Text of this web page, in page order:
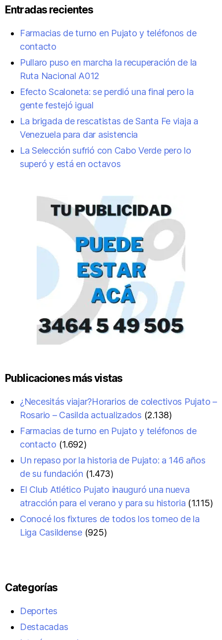
Entradas recientes
Farmacias de turno en Pujato y teléfonos de
contacto
Pullaro puso en marcha la recuperación de la
Ruta Nacional A012
Efecto Scaloneta: se perdió una final pero la
gente festejó igual
La brigada de rescatistas de Santa Fe viaja a
Venezuela para dar asistencia
La Selección sufrió con Cabo Verde pero lo
superó y está en octavos
Publicaciones más vistas
¿Necesitás viajar?Horarios de colectivos Pujato –
Rosario – Casilda actualizados (2.138)
Farmacias de turno en Pujato y teléfonos de
contacto (1.692)
Un repaso por la historia de Pujato: a 146 años
de su fundación (1.473)
El Club Atlético Pujato inauguró una nueva
atracción para el verano y para su historia (1.115)
Conocé los fixtures de todos los torneo de la
Liga Casildense (925)
Categorías
Deportes
Destacadas